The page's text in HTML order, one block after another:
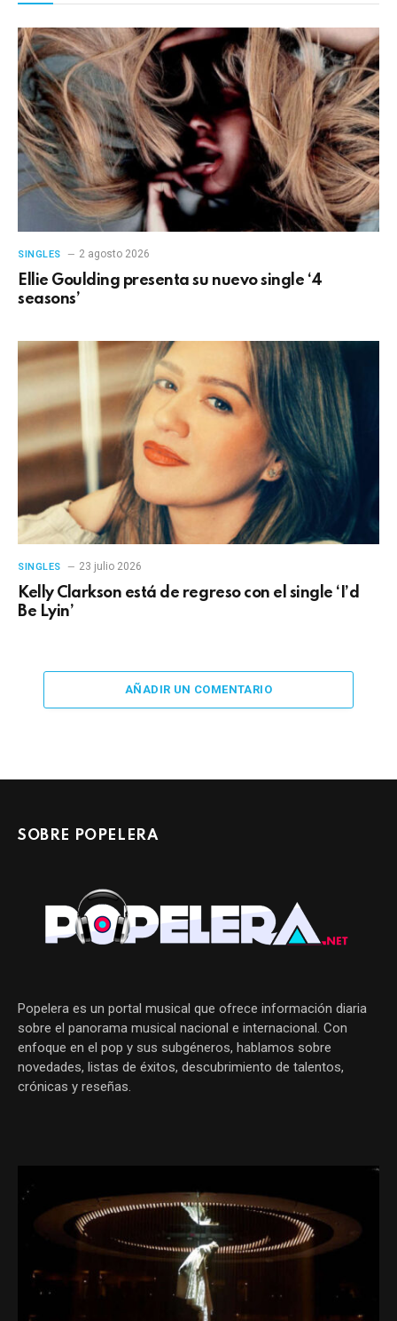
SINGLES 2 agosto 2026
Ellie Goulding presenta su nuevo single ‘4
seasons’
SINGLES 23 julio 2026
Kelly Clarkson está de regreso con el single ‘I’d
Be Lyin’
AÑADIR UN COMENTARIO
SOBRE POPELERA
Popelera es un portal musical que ofrece información diaria
sobre el panorama musical nacional e internacional. Con
enfoque en el pop y sus subgéneros, hablamos sobre
novedades, listas de éxitos, descubrimiento de talentos,
crónicas y reseñas.